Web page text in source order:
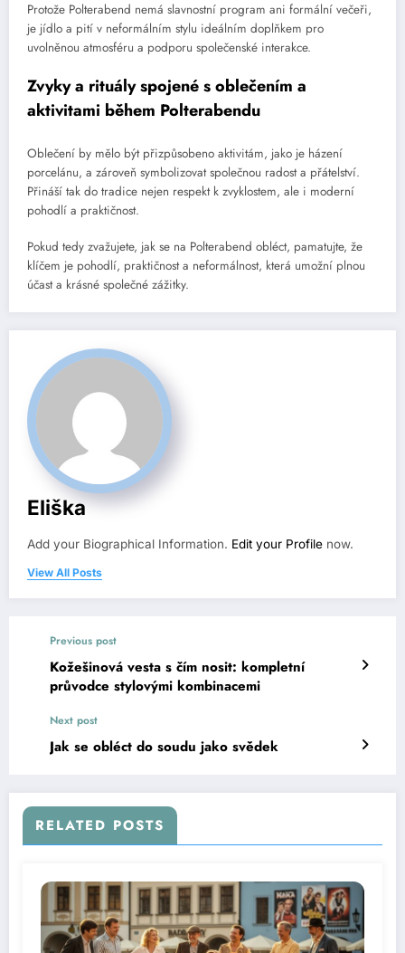
Protože Polterabend nemá slavnostní program ani formální večeři,
je jídlo a pití v neformálním stylu ideálním doplňkem pro
uvolněnou atmosféru a podporu společenské interakce.
Zvyky a rituály spojené s oblečením a
aktivitami během Polterabendu
Oblečení by mělo být přizpůsobeno aktivitám, jako je házení
porcelánu, a zároveň symbolizovat společnou radost a přátelství.
Přináší tak do tradice nejen respekt k zvyklostem, ale i moderní
pohodlí a praktičnost.
Pokud tedy zvažujete, jak se na Polterabend obléct, pamatujte, že
klíčem je pohodlí, praktičnost a neformálnost, která umožní plnou
účast a krásné společné zážitky.
Eliška
Add your Biographical Information. Edit your Profile now.
View All Posts
Previous post
Kožešinová vesta s čím nosit: kompletní
průvodce stylovými kombinacemi
Next post
Jak se obléct do soudu jako svědek
RELATED POSTS